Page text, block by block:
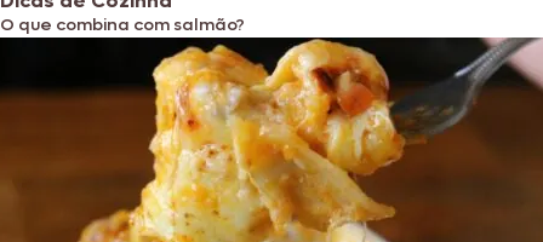
O que combina com salmão?